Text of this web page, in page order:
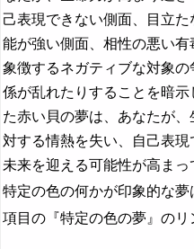
己表現できない側面、目立
能が強い側面、相性の悪い
象徴するネガティブな対象
係が乱れたりすることを暗
た赤い貝の夢は、あなたが
対する情熱を失い、自己表
未来を迎える可能性が高まっ
特定の色の何かが印象的な夢
項目の『特定の色の夢』のリ